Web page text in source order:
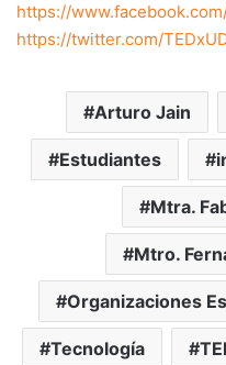
https://
https://twitter.com/
Arturo Jain
Estudiantes
Mtra.
Mtro.
Organizaciones
Tecnología